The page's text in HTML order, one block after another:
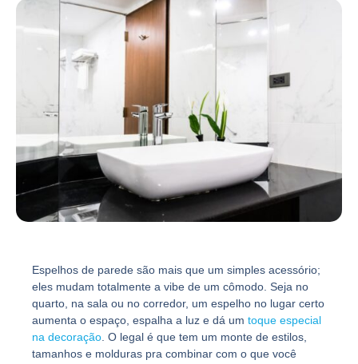
Espelhos de parede são mais que um simples acessório;
eles mudam totalmente a vibe de um cômodo. Seja no
quarto, na sala ou no corredor, um espelho no lugar certo
aumenta o espaço, espalha a luz e dá um toque especial
na decoração. O legal é que tem um monte de estilos,
tamanhos e molduras pra combinar com o que você